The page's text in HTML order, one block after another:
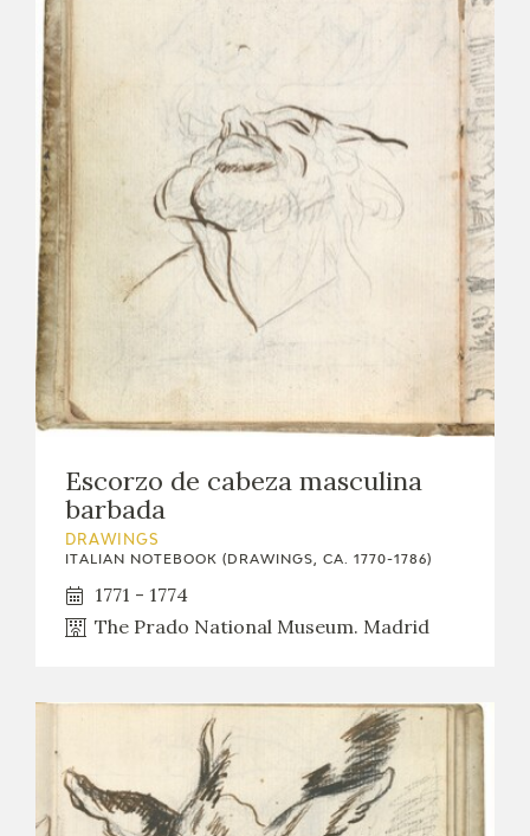
Escorzo de cabeza masculina
barbada
DRAWINGS
ITALIAN NOTEBOOK (DRAWINGS, CA. 1770-1786)
1771 - 1774
The Prado National Museum. Madrid